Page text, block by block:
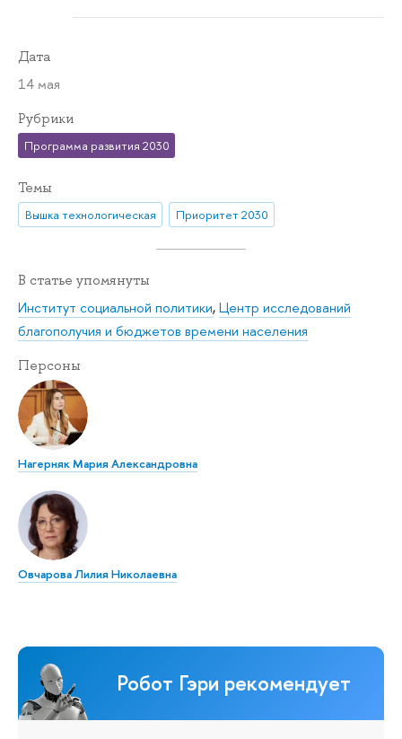
Дата
14 мая
Рубрики
Программа развития 2030
Темы
Вышка технологическая Приоритет 2030
В статье упомянуты
Институт социальной политики,Центр исследований
благополучия и бюджетов времени населения
Персоны
Нагерняк Мария Александровна
Овчарова Лилия Николаевна
Робот Гэри рекомендует